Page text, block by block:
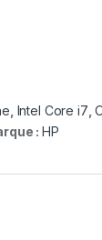
Intel Core i7 ,
:HP